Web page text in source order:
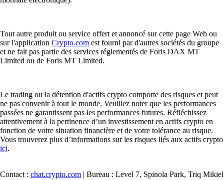
Tout autre produit ou service offert et annoncé sur cette page Web ou
sur l'application Crypto.com est fourni par d'autres sociétés du groupe
et ne fait pas partie des services réglementés de Foris DAX MT
Limited ou de Foris MT Limited.
Le trading ou la détention d'actifs crypto comporte des risques et peut
ne pas convenir à tout le monde. Veuillez noter que les performances
passées ne garantissent pas les performances futures. Réfléchissez
attentivement à la pertinence d’un investissement en actifs crypto en
fonction de votre situation financière et de votre tolérance au risque.
Vous trouverez plus d’informations sur les risques liés aux actifs crypto
ici.
Contact : chat.crypto.com | Bureau : Level 7, Spinola Park, Triq Mikiel